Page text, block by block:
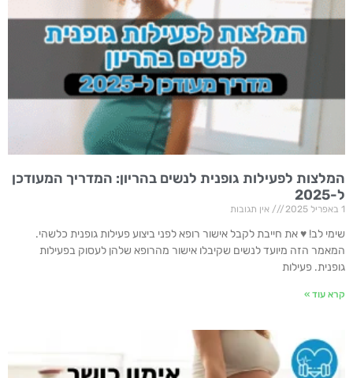
המלצות לפעילות גופנית לנשים בהריון: המדריך המעודכן
ל-2025
1 באפריל 2025 אין תגובות
שימי לב! ♥ את חייבת לקבל אישור רופא לפני ביצוע פעילות גופנית כלשהי.
המאמר הזה מיועד לנשים שקיבלו אישור מהרופא שלהן לעסוק בפעילות
גופנית. פעילות
קרא עוד »